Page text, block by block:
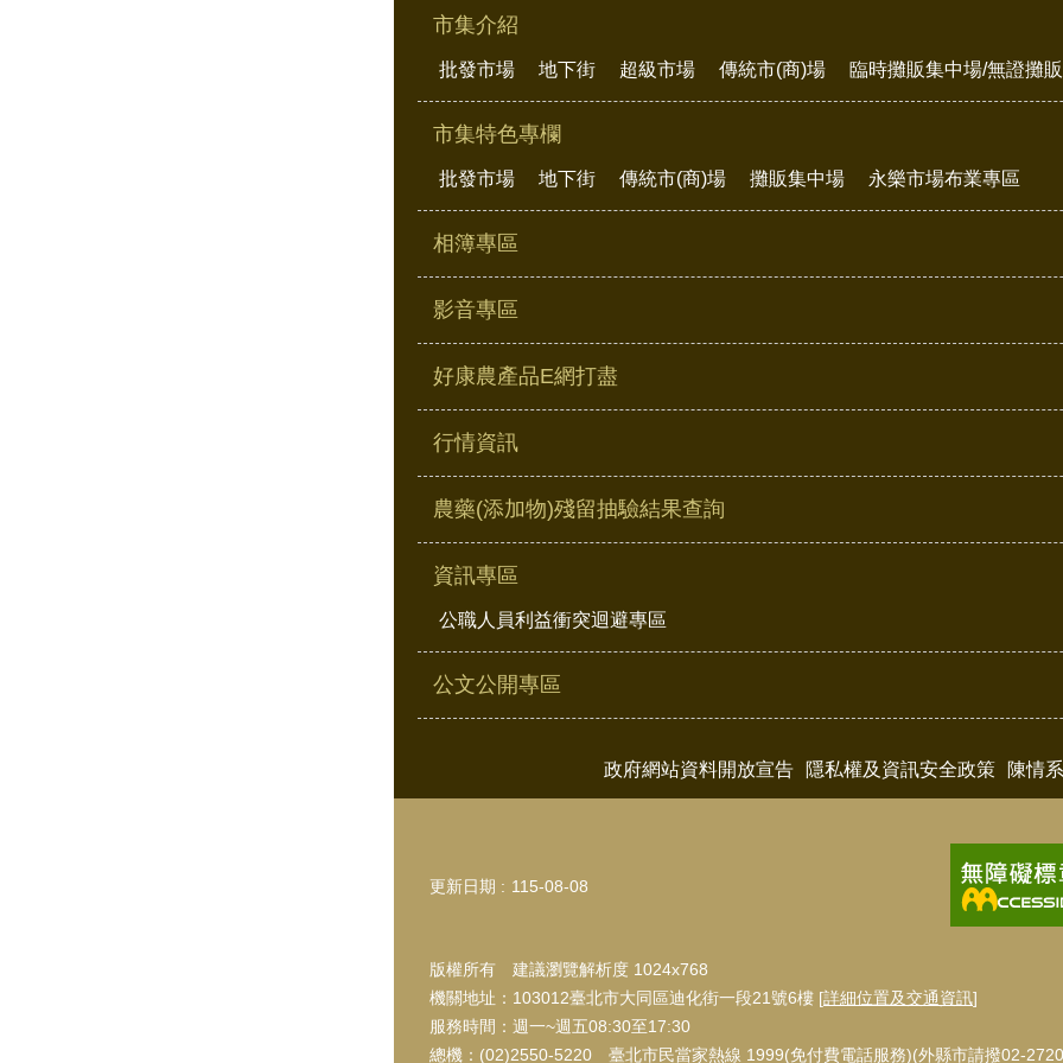
市集介紹
批發市場 地下街 超級市場 傳統市(商)場 臨時攤販集中場/無證攤
市集特色專欄
批發市場 地下街 傳統市(商)場 攤販集中場 永樂市場布業專區
相簿專區
影音專區
好康農產品E網打盡
行情資訊
農藥(添加物)殘留抽驗結果查詢
資訊專區
公職人員利益衝突迴避專區
公文公開專區
政府網站資料開放宣告 隱私權及資訊安全政策 陳情
更新日期 115-08-08
版權所有 建議瀏覽解析度 1024x768
機關地址：103012臺北市大同區迪化街一段21號6樓 [詳細位置及交通資訊]
服務時間：週一~週五08:30至17:30
總機：(02)2550-5220 臺北市民當家熱線 1999(免付費電話服務)(外縣市請撥02-